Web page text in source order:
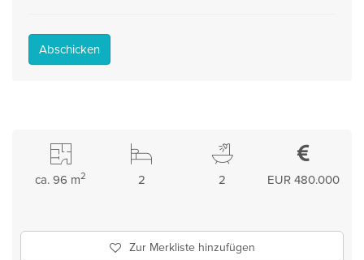
Abschicken
EUR 480.000
2
2
ca. 96 m2
Zur Merkliste hinzufügen